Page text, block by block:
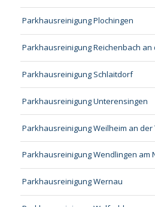
Parkhausreinigung Plochingen
Parkhausreinigung Reichenbach an
Parkhausreinigung Schlaitdorf
Parkhausreinigung Unterensingen
Parkhausreinigung Weilheim an der
Parkhausreinigung Wendlingen am
Parkhausreinigung Wernau